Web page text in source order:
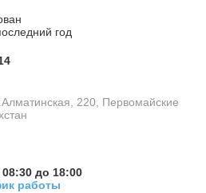
год
220, Первомайские
до 18:00
работы